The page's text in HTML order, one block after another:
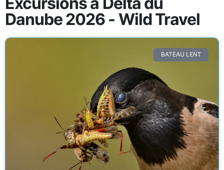
Danube 2026 - Wild Travel
BATEAU LENT